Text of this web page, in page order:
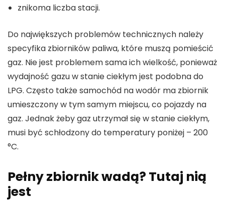
znikoma liczba stacji.
Do największych problemów technicznych należy
specyfika zbiorników paliwa, które muszą pomieścić
gaz. Nie jest problemem sama ich wielkość, ponieważ
wydajność gazu w stanie ciekłym jest podobna do
LPG. Często także samochód na wodór ma zbiornik
umieszczony w tym samym miejscu, co pojazdy na
gaz. Jednak żeby gaz utrzymał się w stanie ciekłym,
musi być schłodzony do temperatury poniżej – 200
°C.
Pełny zbiornik wadą? Tutaj nią
jest